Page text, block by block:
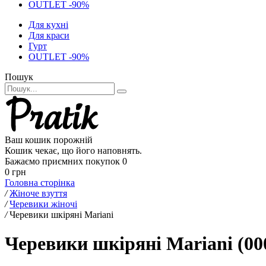
OUTLET -90%
Для кухні
Для краси
Гурт
OUTLET -90%
Пошук
Ваш кошик порожній
Кошик чекає, що його наповнять.
Бажаємо приємних покупок 0
0 грн
Головна сторінка
/ Жіноче взуття
/ Черевики жіночі
/ Черевики шкіряні Mariani
Черевики шкіряні Mariani